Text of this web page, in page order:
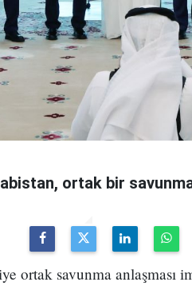
ortak bir
ortak savunma anlaşması